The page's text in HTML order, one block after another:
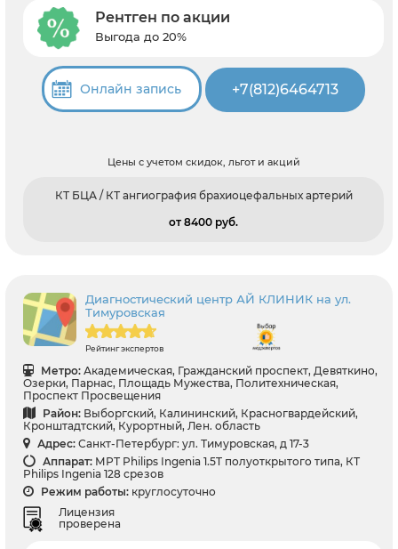
Рентген по акции
Выгода до 20%
Онлайн запись +7(812)6464713
Цены с учетом скидок, льгот и акций
КТ БЦА / КТ ангиография брахиоцефальных артерий
от 8400 pуб.
Диагностический центр АЙ КЛИНИК на ул.
Тимуровская
Рейтинг экспертов
Метро: Академическая, Гражданский проспект, Девяткино,
Озерки, Парнас, Площадь Мужества, Политехническая,
Проспект Просвещения
Район: Выборгский, Калининский, Красногвардейский,
Кронштадтский, Курортный, Лен. область
Адрес: Санкт-Петербург: ул. Тимуровская, д 17-3
Аппарат: МРТ Philips Ingenia 1.5T полуоткрытого типа, КТ
Philips Ingenia 128 срезов
Режим работы: круглосуточно
Лицензия
проверена